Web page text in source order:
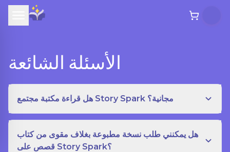
الأسئلة الشائعة
هل قراءة مكتبة مجتمع Story Spark مجانية؟
هل يمكنني طلب نسخة مطبوعة بغلاف مقوى من كتاب
قصص على Story Spark؟